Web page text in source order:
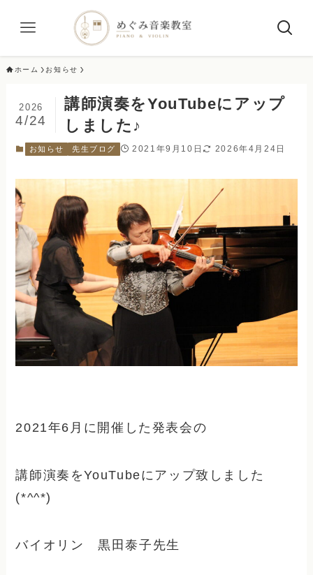
ホーム お知らせ
講師演奏をYouTubeにアップ
しました♪
2026
4/24
お知らせ 先生ブログ 2021年9月10日 2026年4月24日
2021年6月に開催した発表会の
講師演奏をYouTubeにアップ致しました
(*^^*)
バイオリン 黒田泰子先生